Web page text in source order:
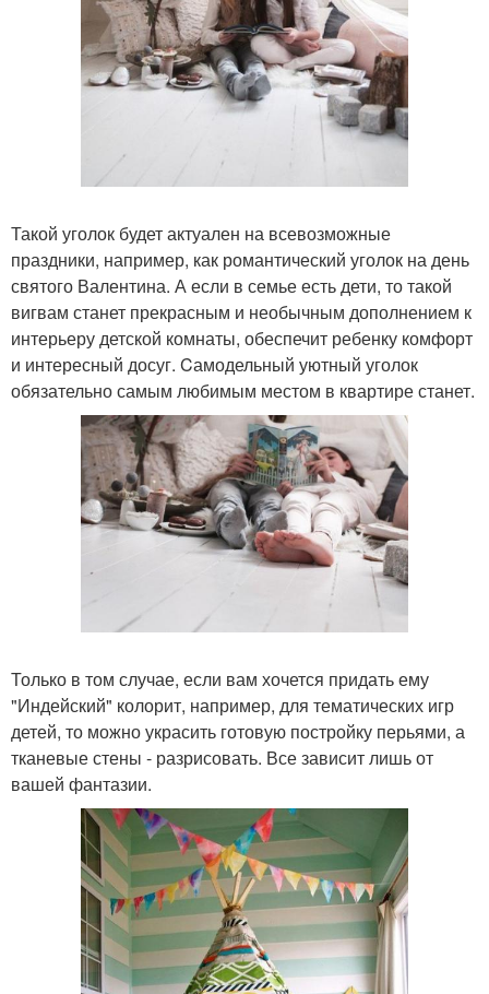
Такой уголок будет актуален на всевозможные
праздники, например, как романтический уголок на день
святого Валентина. А если в семье есть дети, то такой
вигвам станет прекрасным и необычным дополнением к
интерьеру детской комнаты, обеспечит ребенку комфорт
и интересный досуг. Cамодельный уютный уголок
обязательно самым любимым местом в квартире станет.
Только в том случае, если вам хочется придать ему
"Индейский" колорит, например, для тематических игр
детей, то можно украсить готовую постройку перьями, а
тканевые стены - разрисовать. Все зависит лишь от
вашей фантазии.